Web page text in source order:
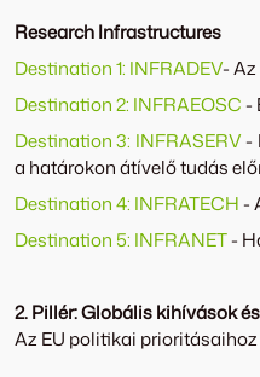
Research Infrastructures
Destination 1: INFRADEV-
Destination 2: INFRAEOSC-
Destination 3: INFRASERV-
a határokon átívelő tudás
Destination 4: INFRATECH-
Destination 5: INFRANET-
2. Pillér: Globális kihívások
Az EU politikai